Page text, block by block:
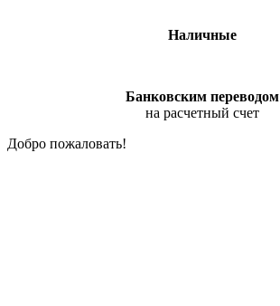
Наличные
Банковским переводом
на расчетный счет
Добро пожаловать!